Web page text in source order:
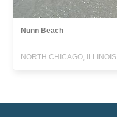
Nunn Beach
NORTH CHICAGO, ILLINOIS